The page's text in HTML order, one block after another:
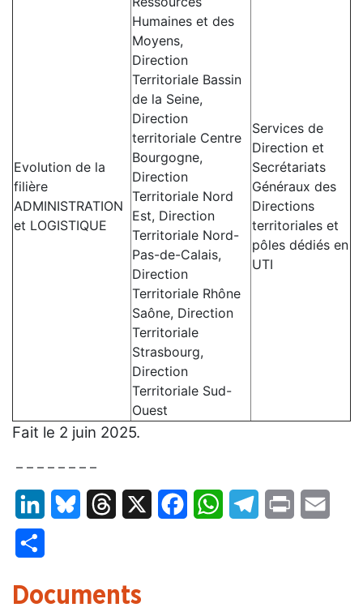
Evolution de la
filière
ADMINISTRATION
et LOGISTIQUE
Humaines et des
Moyens,
Direction
Territoriale Bassin
de la Seine,
Direction
territoriale Centre
Bourgogne,
Direction
Territoriale Nord
Est, Direction
Territoriale Nord-
Pas-de-Calais,
Direction
Territoriale Rhône
Saône, Direction
Territoriale
Strasbourg,
Direction
Territoriale Sud-
Ouest
Services de
Direction et
Secrétariats
Généraux des
Directions
territoriales et
pôles dédiés en
UTI
Fait le 2 juin 2025.
– – – – – – – –
LinkedInBluesky Threads FacebookWhatsAppTelegram
Print
Documents